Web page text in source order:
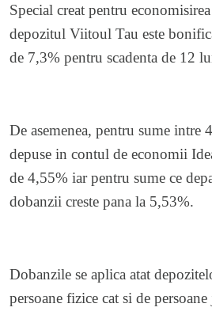
Special creat pentru
depozitul Viitoul Tau este
de 7,3% pentru scadenta de 12
De asemenea, pentru sume intre
depuse in contul de economii
de 4,55% iar pentru sume ce
dobanzii creste pana la 5,53%.
Dobanzile se aplica atat
persoane fizice cat si de